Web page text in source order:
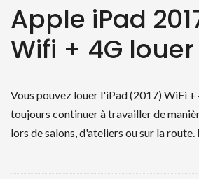
Apple iPad
Wifi + 4G louer
Vous pouvez louer l'iPad (2017) WiFi +
toujours continuer à travailler de
lors de salons, d'ateliers ou sur la route.